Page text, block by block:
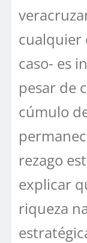
cualquier
caso- es
pesar de
cúmulo
rezago
explicar
riqueza